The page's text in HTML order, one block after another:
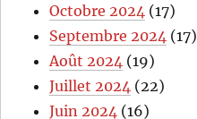
Octobre 2024 (17)
Septembre 2024 (17)
Août 2024 (19)
Juillet 2024 (22)
Juin 2024 (16)